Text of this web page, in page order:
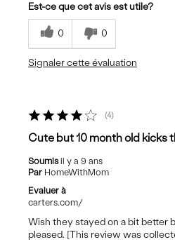
Est-ce que cet avis est utile?
0 0
Signaler cette évaluation
4
Cute but 10 month old kicks
Soumisil y a 9 ans
Par HomeWithMom
Evaluer à
carters.com/
Wish they stayed on a bit better
pleased. [This review was